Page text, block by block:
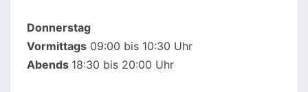
Donnerstag
Vormittags 09:00 bis 10:30 Uhr
Abends 18:30 bis 20:00 Uhr